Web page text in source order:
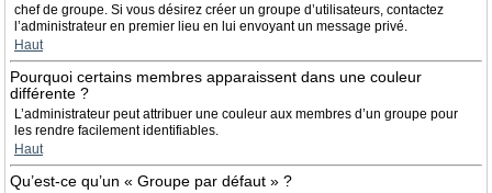
chef de groupe. Si vous désirez créer un groupe d’utilisateurs, contactez
l’administrateur en premier lieu en lui envoyant un message privé.
Haut
Pourquoi certains membres apparaissent dans une couleur
différente ?
L’administrateur peut attribuer une couleur aux membres d’un groupe pour
les rendre facilement identifiables.
Haut
Qu’est-ce qu’un « Groupe par défaut » ?